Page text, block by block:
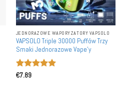
JEDNORAZOWE WAPORYZATORY VAPSOLO
VAPSOLO Triple 30000 Puffów Trzy
Smaki Jednorazowe Vape'y
Oceniono
€7.89